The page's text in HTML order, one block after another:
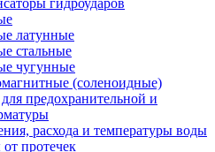
гидроударов
латунные
стальные
чугунные
(соленоидные)
предохранительной и
расхода и температуры воды
протечек